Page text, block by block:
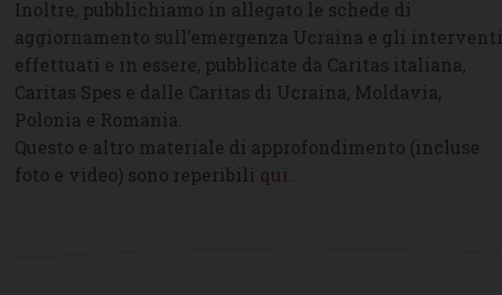
Inoltre, pubblichiamo in allegato le schede di
aggiornamento sull’emergenza Ucraina e gli interventi
effettuati e in essere, pubblicate da Caritas italiana,
Caritas Spes e dalle Caritas di Ucraina, Moldavia,
Polonia e Romania.
Questo e altro materiale di approfondimento (incluse
foto e video) sono reperibili qui